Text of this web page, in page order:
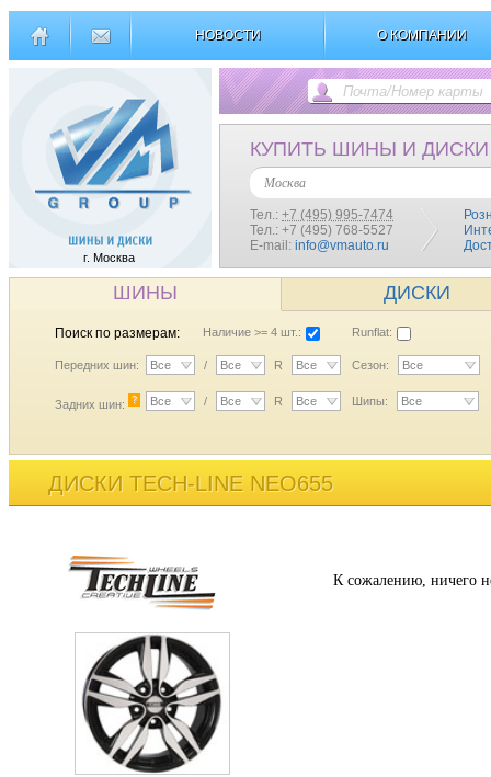
НОВОСТИ О КОМПАНИИ
г. Москва
КУПИТЬ ШИНЫ И ДИСКИ
Москва
Тел.: +7 (495) 995-7474
Тел.: +7 (495) 768-5527
E-mail: info@vmauto.ru
ШИНЫ ДИСКИ
Поиск по размерам: Наличие >= 4 шт.: Runflat:
Передних шин: Все / Все R Все Сезон: Все
Задних шин: ? Все / Все R Все Шипы: Все
ДИСКИ TECH-LINE NEO655
К сожалению, ничего